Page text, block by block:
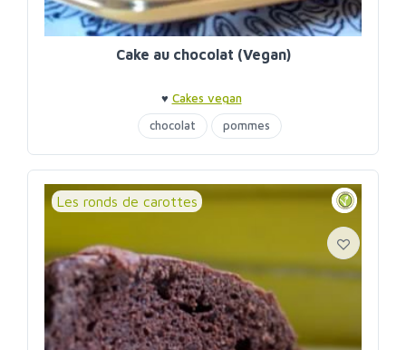
Cake au chocolat (Vegan)
♥ Cakes vegan
chocolat
pommes
Les ronds de carottes